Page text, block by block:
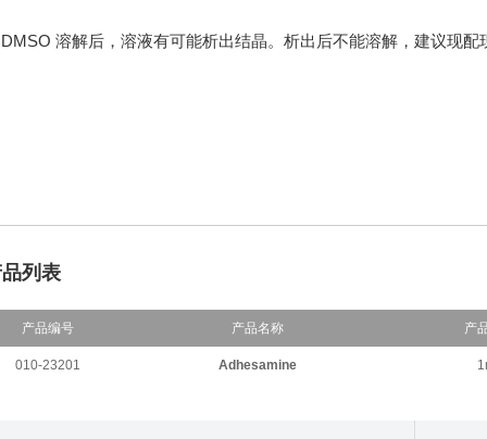
DMSO 溶解后，溶液有可能析出结晶。析出后不能溶解，建议现配
列表
产品编号 产品名称 产
010-23201 Adhesamine